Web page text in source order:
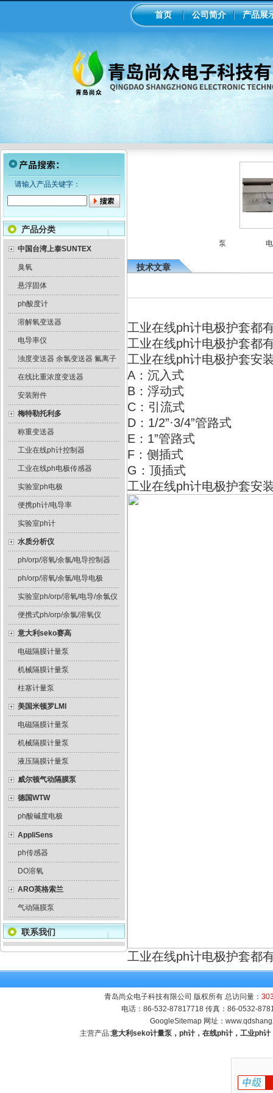
首页 公司简介 产品展
请输入产品关键字：
产品分类
中国台湾上泰SUNTEX
臭氧
悬浮固体
ph酸度计
溶解氧变送器
电导率仪
浊度变送器 余氯变送器 氟离子
在线比重浓度变送器
安装附件
梅特勒托利多
称重变送器
工业在线ph计控制器
工业在线ph电极传感器
实验室ph电极
便携ph计/电导率
实验室ph计
水质分析仪
ph/orp/溶氧/余氯/电导控制器
ph/orp/溶氧/余氯/电导电极
实验室ph/orp/溶氧/电导/余氯仪
便携式ph/orp/余氯/溶氧仪
意大利seko赛高
电磁隔膜计量泵
机械隔膜计量泵
柱塞计量泵
美国米顿罗LMI
电磁隔膜计量泵
机械隔膜计量泵
液压隔膜计量泵
威尔顿气动隔膜泵
德国WTW
ph酸碱度电极
AppliSens
ph传感器
DO溶氧
ARO英格索兰
气动隔膜泵
联系我们
变送器 美国米顿罗机械隔膜计量泵 电极
技术文章
工业在线ph计电极护套都
工业在线ph计电极护套都
工业在线ph计电极护套安
A：沉入式
B：浮动式
C：引流式
D：1/2”·3/4”管路式
E：1”管路式
F：侧插式
G：顶插式
工业在线ph计电极护套安
工业在线ph计电极护套都
青岛尚众电子科技有限公司 版权所有 总访问量：
电话：86-532-87817718 传真：86-0532-
GoogleSitemap 网址：
主营产品:意大利seko计量泵，ph计，在线ph计，工业ph